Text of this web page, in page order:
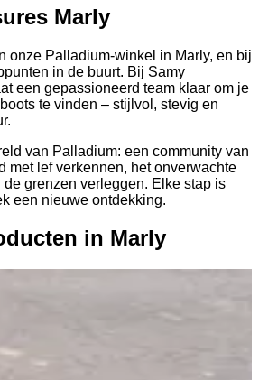
Marly
onze Palladium-winkel in Marly, en bij
in de buurt. Bij Samy
een gepassioneerd team klaar om je
te vinden – stijlvol, stevig en
van Palladium: een community van
met lef verkennen, het onverwachte
grenzen verleggen. Elke stap is
een nieuwe ontdekking.
in Marly